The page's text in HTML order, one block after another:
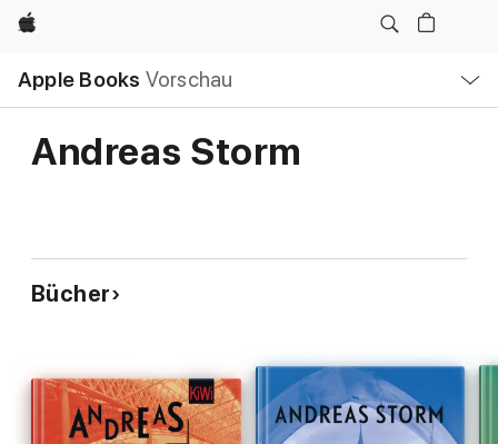
Apple
Apple Books Vorschau
Navigation
Menü
öffnen
Andreas Storm
Bücher